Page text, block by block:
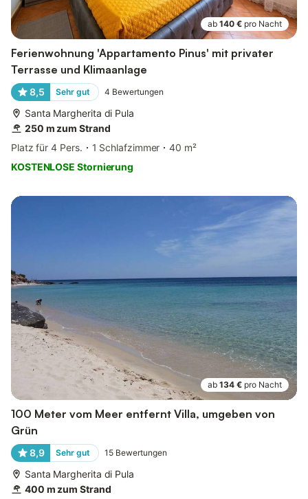
ab 140 € pro Nacht
Ferienwohnung 'Appartamento Pinus' mit privater
Terrasse und Klimaanlage
8,5 Sehr gut 4 Bewertungen
Santa Margherita di Pula
250 m zum Strand
Platz für 4 Pers.
1 Schlafzimmer
40 m²
KOSTENLOSE Stornierung
ab 134 € pro Nacht
100 Meter vom Meer entfernt Villa, umgeben von
Grün
8,9 Sehr gut 15 Bewertungen
Santa Margherita di Pula
400 m zum Strand